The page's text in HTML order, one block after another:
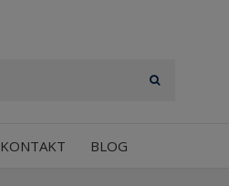
KONTAKT BLOG